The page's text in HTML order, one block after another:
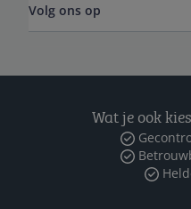
Volg ons op
Wat je ook